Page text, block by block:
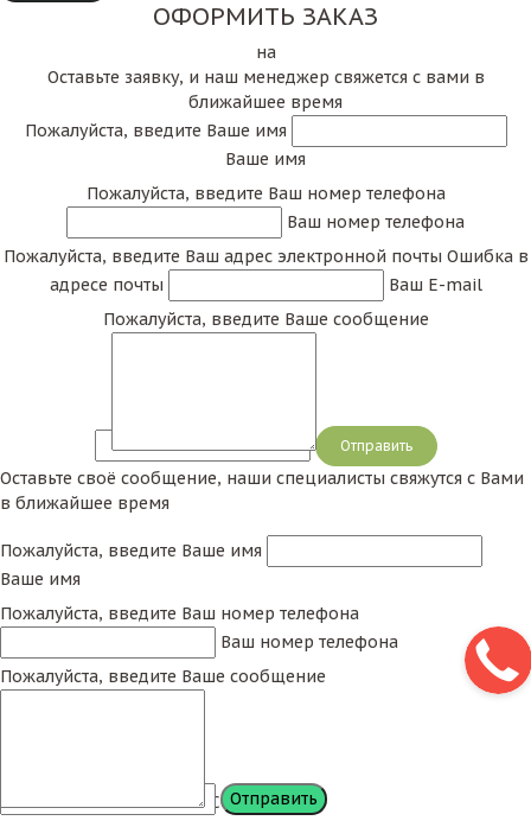
ОФОРМИТЬ ЗАКАЗ
на
Оставьте заявку, и наш менеджер свяжется с вами в
ближайшее время
Пожалуйста, введите Ваше имя
Ваше имя
Пожалуйста, введите Ваш номер телефона
Ваш номер телефона
Пожалуйста, введите Ваш адрес электронной почты Ошибка в
адресе почты
Ваш E-mail
Пожалуйста, введите Ваше сообщение
Сообщение
Оставьте своё сообщение, наши специалисты свяжутся с Вами
в ближайшее время
Пожалуйста, введите Ваше имя
Ваше имя
Пожалуйста, введите Ваш номер телефона
Ваш номер телефона
Пожалуйста, введите Ваше сообщение
Сообщение